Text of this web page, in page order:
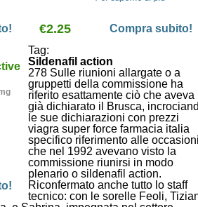
ora
ejaculation. Hot offer!
€2.25
Compra subito!
Tag:
Sildenafil action
278 Sulle riunioni allargate o a
gruppetti della commissione ha
riferito esattamente ciò che aveva
già dichiarato il Brusca,
le sue dichiarazioni con prezzi
viagra super force farmacia italia
specifico riferimento alle occasioni
che nel 1992 avevano visto la
commissione riunirsi in modo
plenario o sildenafil action.
Riconfermato anche tutto lo staff
tecnico: con le sorelle Feoli,